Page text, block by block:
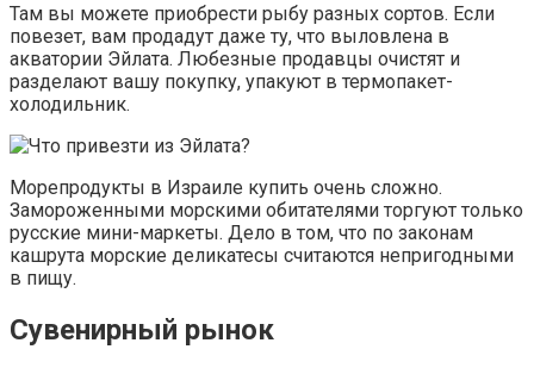
Там вы можете приобрести рыбу разных сортов. Если
повезет, вам продадут даже ту, что выловлена в
акватории Эйлата. Любезные продавцы очистят и
разделают вашу покупку, упакуют в термопакет-
холодильник.
Морепродукты в Израиле купить очень сложно.
Замороженными морскими обитателями торгуют только
русские мини-маркеты. Дело в том, что по законам
кашрута морские деликатесы считаются непригодными
в пищу.
Сувенирный рынок